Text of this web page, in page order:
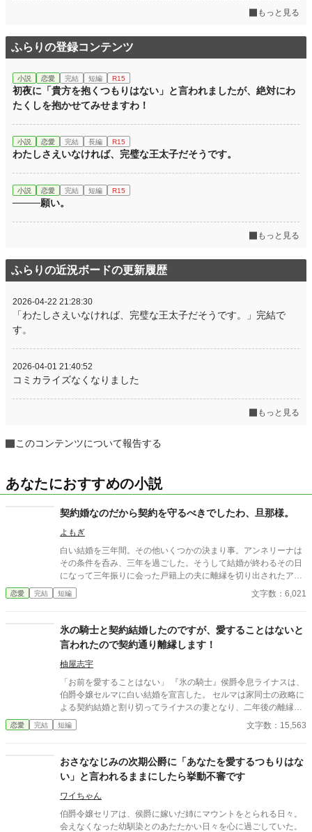
年間ポイント 273,934 pt (2,214 位)
累計ポイント 397,251 pt (12,464 位)
もっと見る
ふらりの登録コンテンツ
小説 恋愛 完結 短編 R15
初夜に「貴方を抱くつもりはない」と言われましたが、絶対にわ
たくしを抱かせてみせますわ！
小説 恋愛 完結 長編 R15
わたしさえいなければ、完璧な王太子だそうです。
小説 恋愛 完結 短編 R15
────願い。
もっと見る
ふらりの近況ボードの更新履歴
2026-04-22 21:28:30
「わたしさえいなければ、完璧な王太子だそうです。」完結で
す。
2026-04-01 21:40:52
コミカライズなくなりました
もっと見る
このコンテンツについて報告する
あなたにおすすめの小説
契約婚なのだから契約を守るべきでしたわ、旦那様。
よもぎ
白い結婚を三年間。その他いくつかの決まり事。アンネリーナは
その条件を呑み、三年を過ごした。そうして結婚が終わるその日
になって三年振りに会った戸籍上の夫に離縁を切り出されたアン
ネリーナは言う。追加の慰謝料を頂きます――
恋愛 完結 短編 文字数：6,021
氷の騎士と契約結婚したのですが、愛することはないと
言われたので契約通り離縁します！
柚屋志宇
「お前を愛することはない」 『氷の騎士』侯爵令息ライナスは、
伯爵令嬢セルマに白い結婚を宣言した。 セルマは家同士の政略に
よる契約結婚と割り切ってライナスの妻となり、二年後の離縁の
日を待つ。 しかし結婚すると、最初は冷たかったライナスだが次
第にセルマに好意的になる。 だがセルマは離縁の日が待ち遠し
恋愛 完結 短編 文字数：15,563
おさななじみの次期公爵に「あなたを愛するつもりはな
い」と言われるままにしたら挙動不審です
ワイちゃん
伯爵令嬢セリアは、侯爵に嫁いだ姉にマウントをとられる日々。
会えなくなった幼馴染とのあたたかい日々を心に過ごしていた。